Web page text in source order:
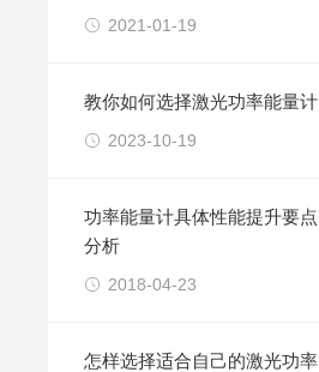
2021-01-19
教你如何选择激光功率能量计
2023-10-19
功率能量计具体性能提升要点
分析
2018-04-23
怎样选择适合自己的激光功率